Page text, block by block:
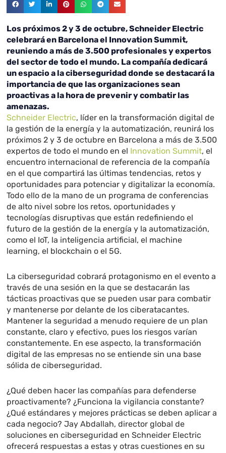
Los próximos 2 y 3 de octubre, Schneider Electric
celebrará en Barcelona el Innovation Summit,
reuniendo a más de 3.500 profesionales y expertos
del sector de todo el mundo. La compañía dedicará
un espacio a la ciberseguridad donde se destacará la
importancia de que las organizaciones sean
proactivas a la hora de prevenir y combatir las
amenazas.
Schneider Electric, líder en la transformación digital de
la gestión de la energía y la automatización, reunirá los
próximos 2 y 3 de octubre en Barcelona a más de 3.500
expertos de todo el mundo en el Innovation Summit, el
encuentro internacional de referencia de la compañía
en el que compartirá las últimas tendencias, retos y
oportunidades para potenciar y digitalizar la economía.
Todo ello de la mano de un programa de conferencias
de alto nivel sobre los retos, oportunidades y
tecnologías disruptivas que están redefiniendo el
futuro de la gestión de la energía y la automatización,
como el IoT, la inteligencia artificial, el machine
learning, el blockchain o el 5G.
La ciberseguridad cobrará protagonismo en el evento a
través de una sesión en la que se destacarán las
tácticas proactivas que se pueden usar para combatir
y mantenerse por delante de los ciberatacantes.
Mantener la seguridad a menudo requiere de un plan
constante, claro y efectivo, pues los riesgos varían
constantemente. En ese aspecto, la transformación
digital de las empresas no se entiende sin una base
sólida de ciberseguridad.
¿Qué deben hacer las compañías para defenderse
proactivamente? ¿Funciona la vigilancia constante?
¿Qué estándares y mejores prácticas se deben aplicar a
cada negocio? Jay Abdallah, director global de
soluciones en ciberseguridad en Schneider Electric
ofrecerá respuestas a estas y otras cuestiones en su